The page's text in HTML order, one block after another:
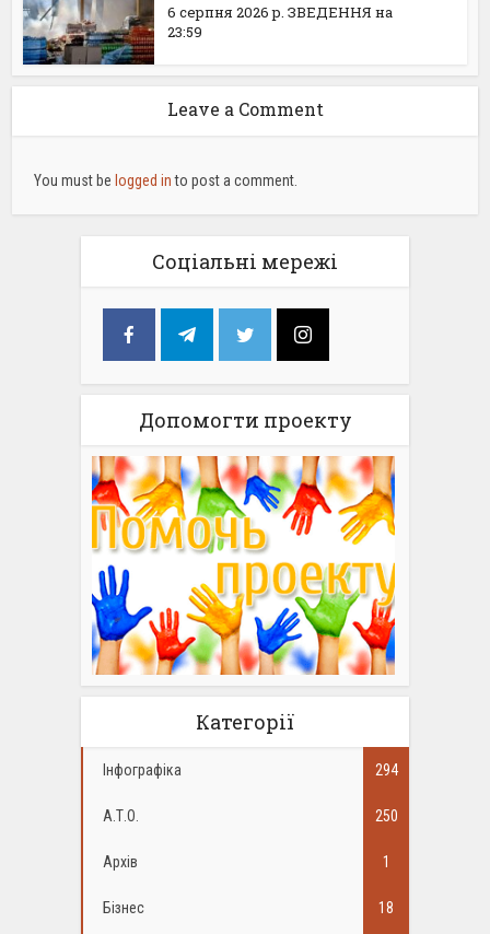
6 серпня 2026 р. ЗВЕДЕННЯ на
23:59
Leave a Comment
You must be logged into post a comment.
Соціальні мережі
Допомогти проекту
Категорії
Інфографіка 294
А.Т.О. 250
Архів 1
Бізнес 18